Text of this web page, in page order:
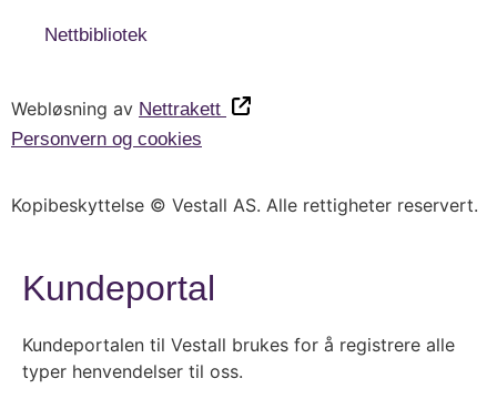
Nettbibliotek
Webløsning av Nettrakett
Personvern og cookies
Kopibeskyttelse © Vestall AS. Alle rettigheter reservert.
Kundeportal
Kundeportalen til Vestall brukes for å registrere alle
typer henvendelser til oss.